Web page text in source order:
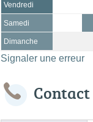
Vendredi
Samedi
Dimanche
Signaler une erreur
Contact